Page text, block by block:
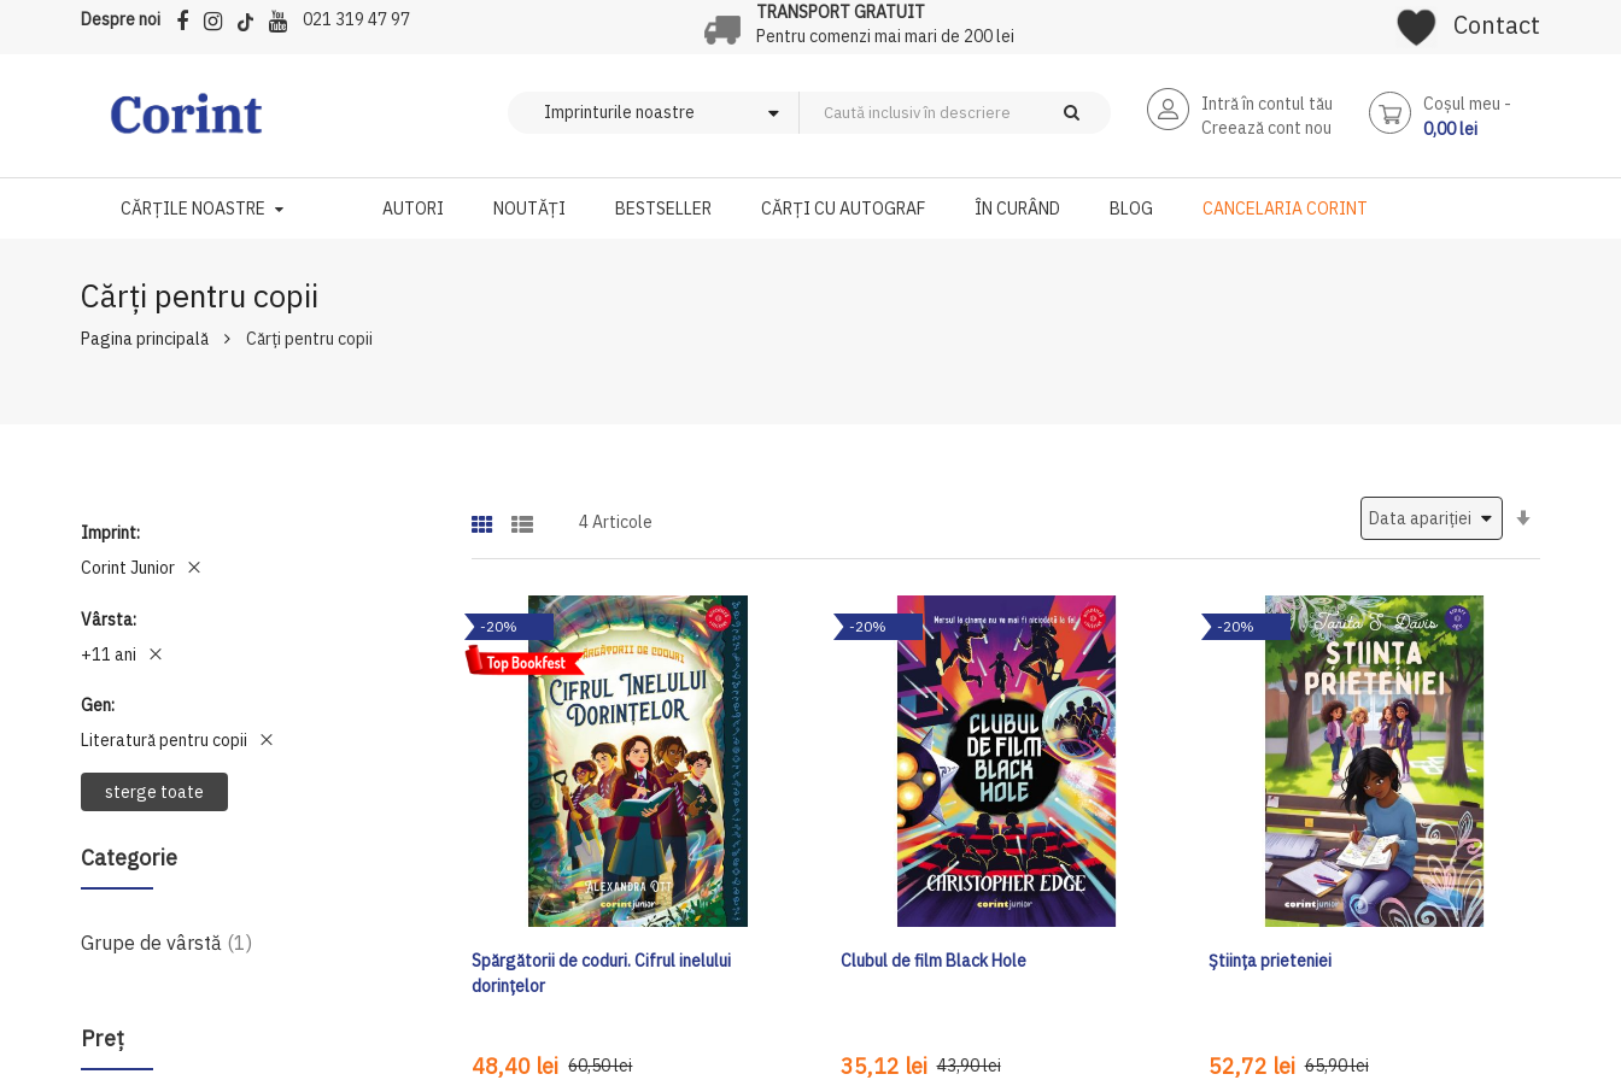
Despre noi 021 319 47 97
TRANSPORT GRATUIT
Pentru comenzi mai mari de 200 lei
Contact
Intră în contul tău
Creează cont nou
Coşul meu
0,00 lei
CĂRȚILE NOASTRE AUTORI NOUTĂȚI BESTSELLER CĂRȚI CU AUTOGRAF ÎN CURÂND BLOG CANCELARIA CORINT
Cărți pentru copii
Pagina principală Cărți pentru copii
Imprint
Corint Junior
Vârsta
+11 ani
Gen
Literatură pentru copii
sterge toate
Categorie
Grupe de vârstă 1produs
Preţ
4Articole
-20%
Spărgătorii de coduri. Cifrul inelului
dorințelor
48,40 lei 60,50 lei
-20%
Clubul de film Black Hole
35,12 lei 43,90 lei
-20%
Știința prieteniei
52,72 lei 65,90 lei